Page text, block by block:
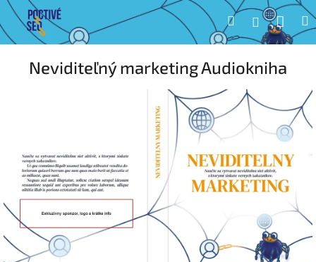
Prejsť
na
obsah
HľadaťPrihlásenie
Neviditeľný marketing Audiokniha